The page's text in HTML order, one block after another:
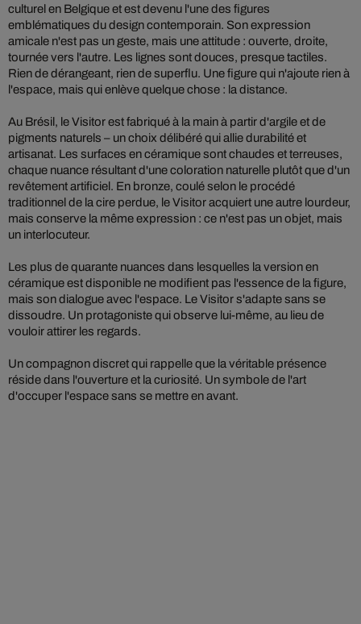
culturel en Belgique et est devenu l'une des figures
emblématiques du design contemporain. Son expression
amicale n'est pas un geste, mais une attitude : ouverte, droite,
tournée vers l'autre. Les lignes sont douces, presque tactiles.
Rien de dérangeant, rien de superflu. Une figure qui n'ajoute rien à
l'espace, mais qui enlève quelque chose : la distance.
Au Brésil, le Visitor est fabriqué à la main à partir d'argile et de
pigments naturels – un choix délibéré qui allie durabilité et
artisanat. Les surfaces en céramique sont chaudes et terreuses,
chaque nuance résultant d'une coloration naturelle plutôt que d'un
revêtement artificiel. En bronze, coulé selon le procédé
traditionnel de la cire perdue, le Visitor acquiert une autre lourdeur,
mais conserve la même expression : ce n'est pas un objet, mais
un interlocuteur.
Les plus de quarante nuances dans lesquelles la version en
céramique est disponible ne modifient pas l'essence de la figure,
mais son dialogue avec l'espace. Le Visitor s'adapte sans se
dissoudre. Un protagoniste qui observe lui-même, au lieu de
vouloir attirer les regards.
Un compagnon discret qui rappelle que la véritable présence
réside dans l'ouverture et la curiosité. Un symbole de l'art
d'occuper l'espace sans se mettre en avant.